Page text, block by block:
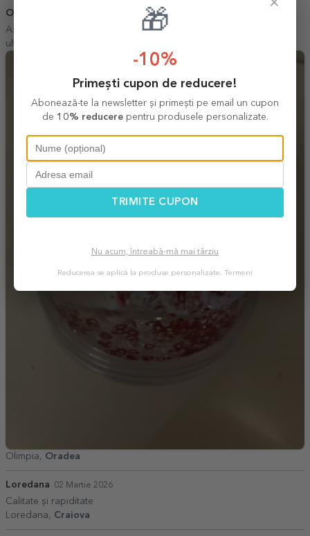
Olimpia
Aș recomanda pentru încredere, seriozitate, amabilitate și nu în
ultimul rând, pentru promptitudine!
Olimpia, Oradea
Loredana 02 Martie 2026
Calitate și rapiditate
Loredana, Craiova
🎁
-10%
Primești cupon de reducere!
Abonează-te la newsletter și primești pe email un cupon
de 10% reducerepentru produsele personalizate.
TRIMITE CUPON
Nu acum, întreabă-mă mai târziu
Reducerea se aplică la produse personalizate. Termeni